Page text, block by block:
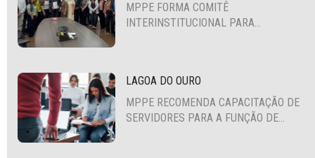
MPPE FORMA COMITÊ
INTERINSTITUCIONAL PARA
LAGOA DO OURO
MPPE RECOMENDA CAPACITAÇÃO DE
SERVIDORES PARA A FUNÇÃO DE